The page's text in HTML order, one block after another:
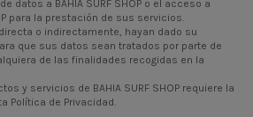
datos a BAHIA SURF SHOP o el acceso a
para la prestación de sus servicios.
o indirectamente, hayan dado su
que sus datos sean tratados por parte de
de las finalidades recogidas en la
y servicios de BAHIA SURF SHOP requiere la
Política de Privacidad.